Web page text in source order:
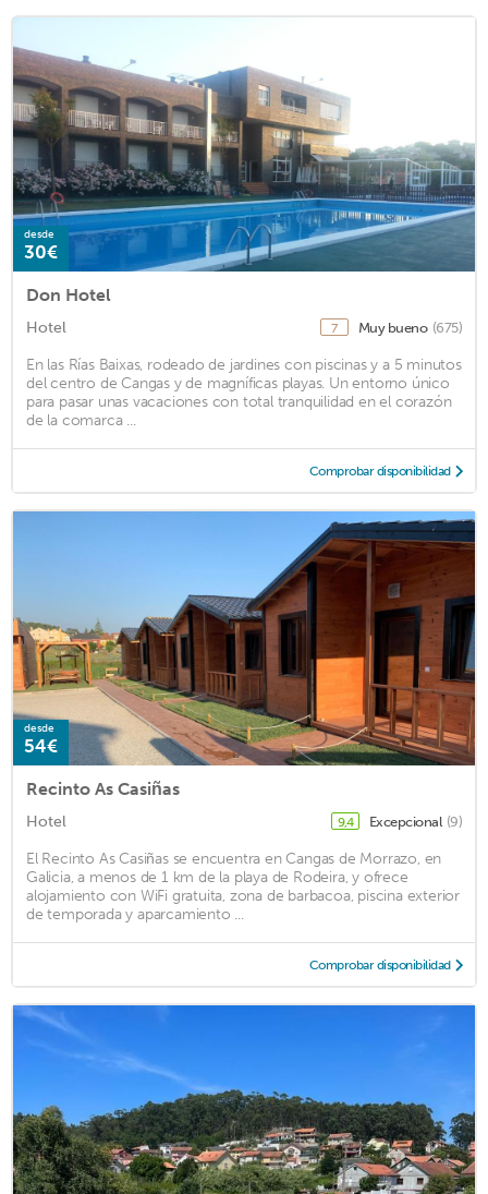
desde
30€
Don Hotel
Hotel 7 Muy bueno (675)
En las Rías Baixas, rodeado de jardines con piscinas y a 5 minutos
del centro de Cangas y de magníficas playas. Un entorno único
para pasar unas vacaciones con total tranquilidad en el corazón
de la comarca ...
Comprobar disponibilidad
desde
54€
Recinto As Casiñas
Hotel 9,4 Excepcional (9)
El Recinto As Casiñas se encuentra en Cangas de Morrazo, en
Galicia, a menos de 1 km de la playa de Rodeira, y ofrece
alojamiento con WiFi gratuita, zona de barbacoa, piscina exterior
de temporada y aparcamiento ...
Comprobar disponibilidad